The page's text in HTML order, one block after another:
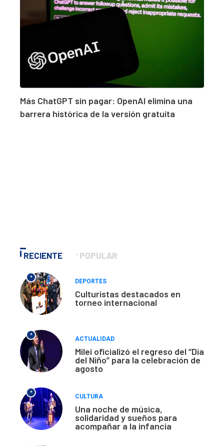
Más ChatGPT sin pagar: OpenAI elimina una
barrera histórica de la versión gratuita
RECIENTE POPULAR
*
DEPORTES
Culturistas destacados en
torneo internacional
*
ACTUALIDAD
Milei oficializó el regreso del “Día
del Niño” para la celebración de
agosto
*
CULTURA
Una noche de música,
solidaridad y sueños para
acompañar a la infancia